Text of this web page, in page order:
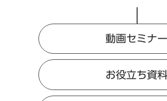
動画セミナー
お役立ち資料